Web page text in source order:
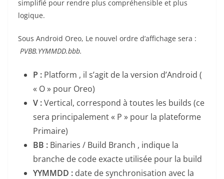
simplifié pour rendre plus compréhensible et plus
logique.
Sous Android Oreo, Le nouvel ordre d’affichage sera :
PVBB.YYMMDD.bbb.
P : Platform , il s’agit de la version d’Android (
« O » pour Oreo)
V :Vertical, correspond à toutes les builds (ce
sera principalement « P » pour la plateforme
Primaire)
BB : Binaries / Build Branch , indique la
branche de code exacte utilisée pour la build
YYMMDD : date de synchronisation avec la